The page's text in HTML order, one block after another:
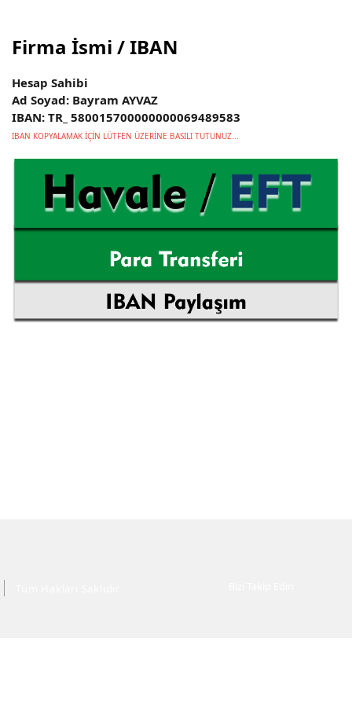
Firma İsmi / IBAN
Hesap Sahibi
Ad Soyad: Bayram AYVAZ
IBAN: TR_ 580015700000000069489583
IBAN KOPYALAMAK İÇİN LÜTFEN ÜZERİNE BASILI TUTUNUZ...